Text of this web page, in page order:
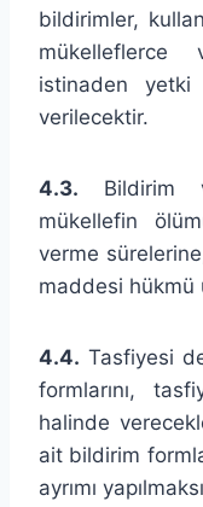
bildirimler,
mükelleflerce
istinaden yetki
verilecektir.
4.3. Bildirim
mükellefin
verme
maddesi hükmü
4.4. Tasfiyesi
formlarını,
halinde
ait bildirim
ayrımı